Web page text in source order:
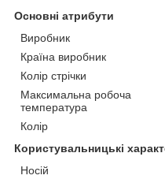
Основні атрибути
Виробник
Країна виробник
Колір стрічки
Максимальна робоча
температура
Колір
Користувальницькі
Носій